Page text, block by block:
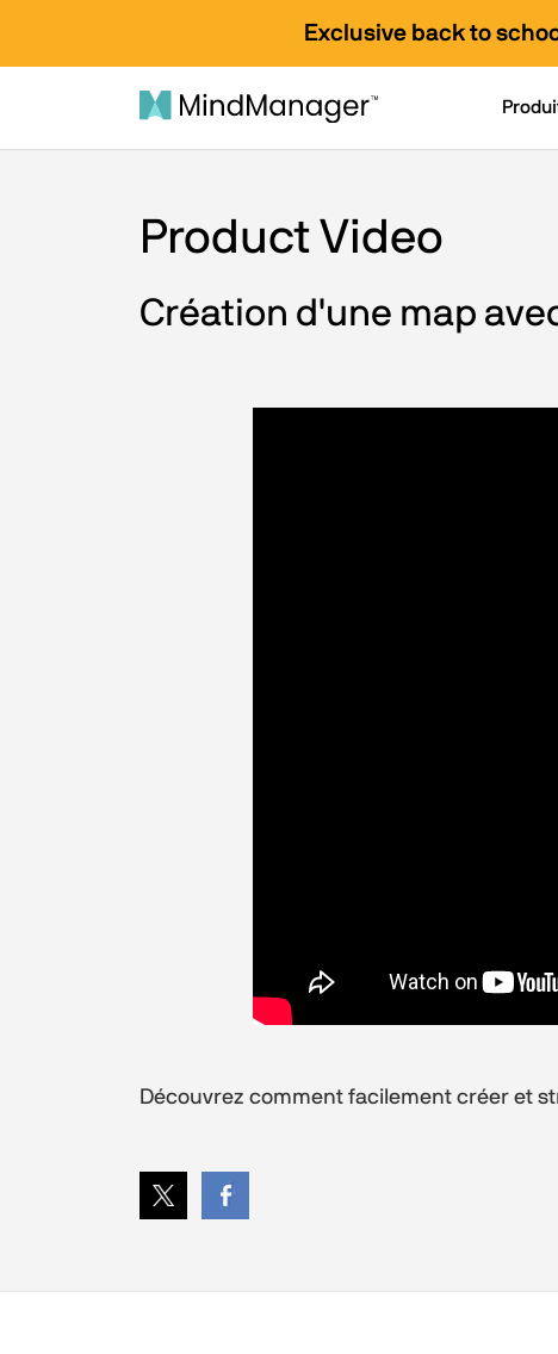
Exclusive back to
Product Video
Création d'une map
Découvrez comment facilement créer et